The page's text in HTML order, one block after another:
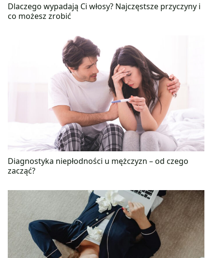
Dlaczego wypadają Ci włosy? Najczęstsze przyczyny i
co możesz zrobić
Diagnostyka niepłodności u mężczyzn – od czego
zacząć?